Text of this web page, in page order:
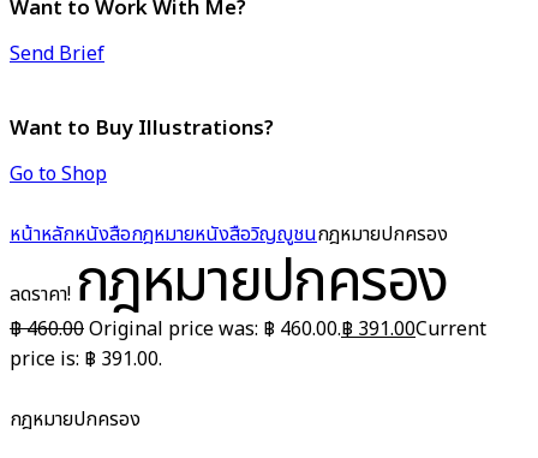
Want to Work With Me?
Send Brief
Want to Buy Illustrations?
Go to Shop
หน้าหลักหนังสือกฎหมายหนังสือวิญญูชนกฎหมายปกครอง
ลดราคา! กฎหมายปกครอง
฿460.00Original price was: ฿ 460.00.฿ 391.00Current
price is: ฿ 391.00.
กฎหมายปกครอง